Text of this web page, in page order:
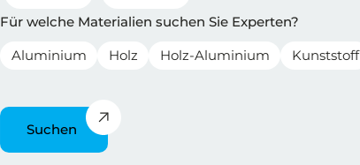
Für welche Materialien suchen Sie Experten?
Aluminium
Holz Holz-Aluminium Kunststoff
Suchen